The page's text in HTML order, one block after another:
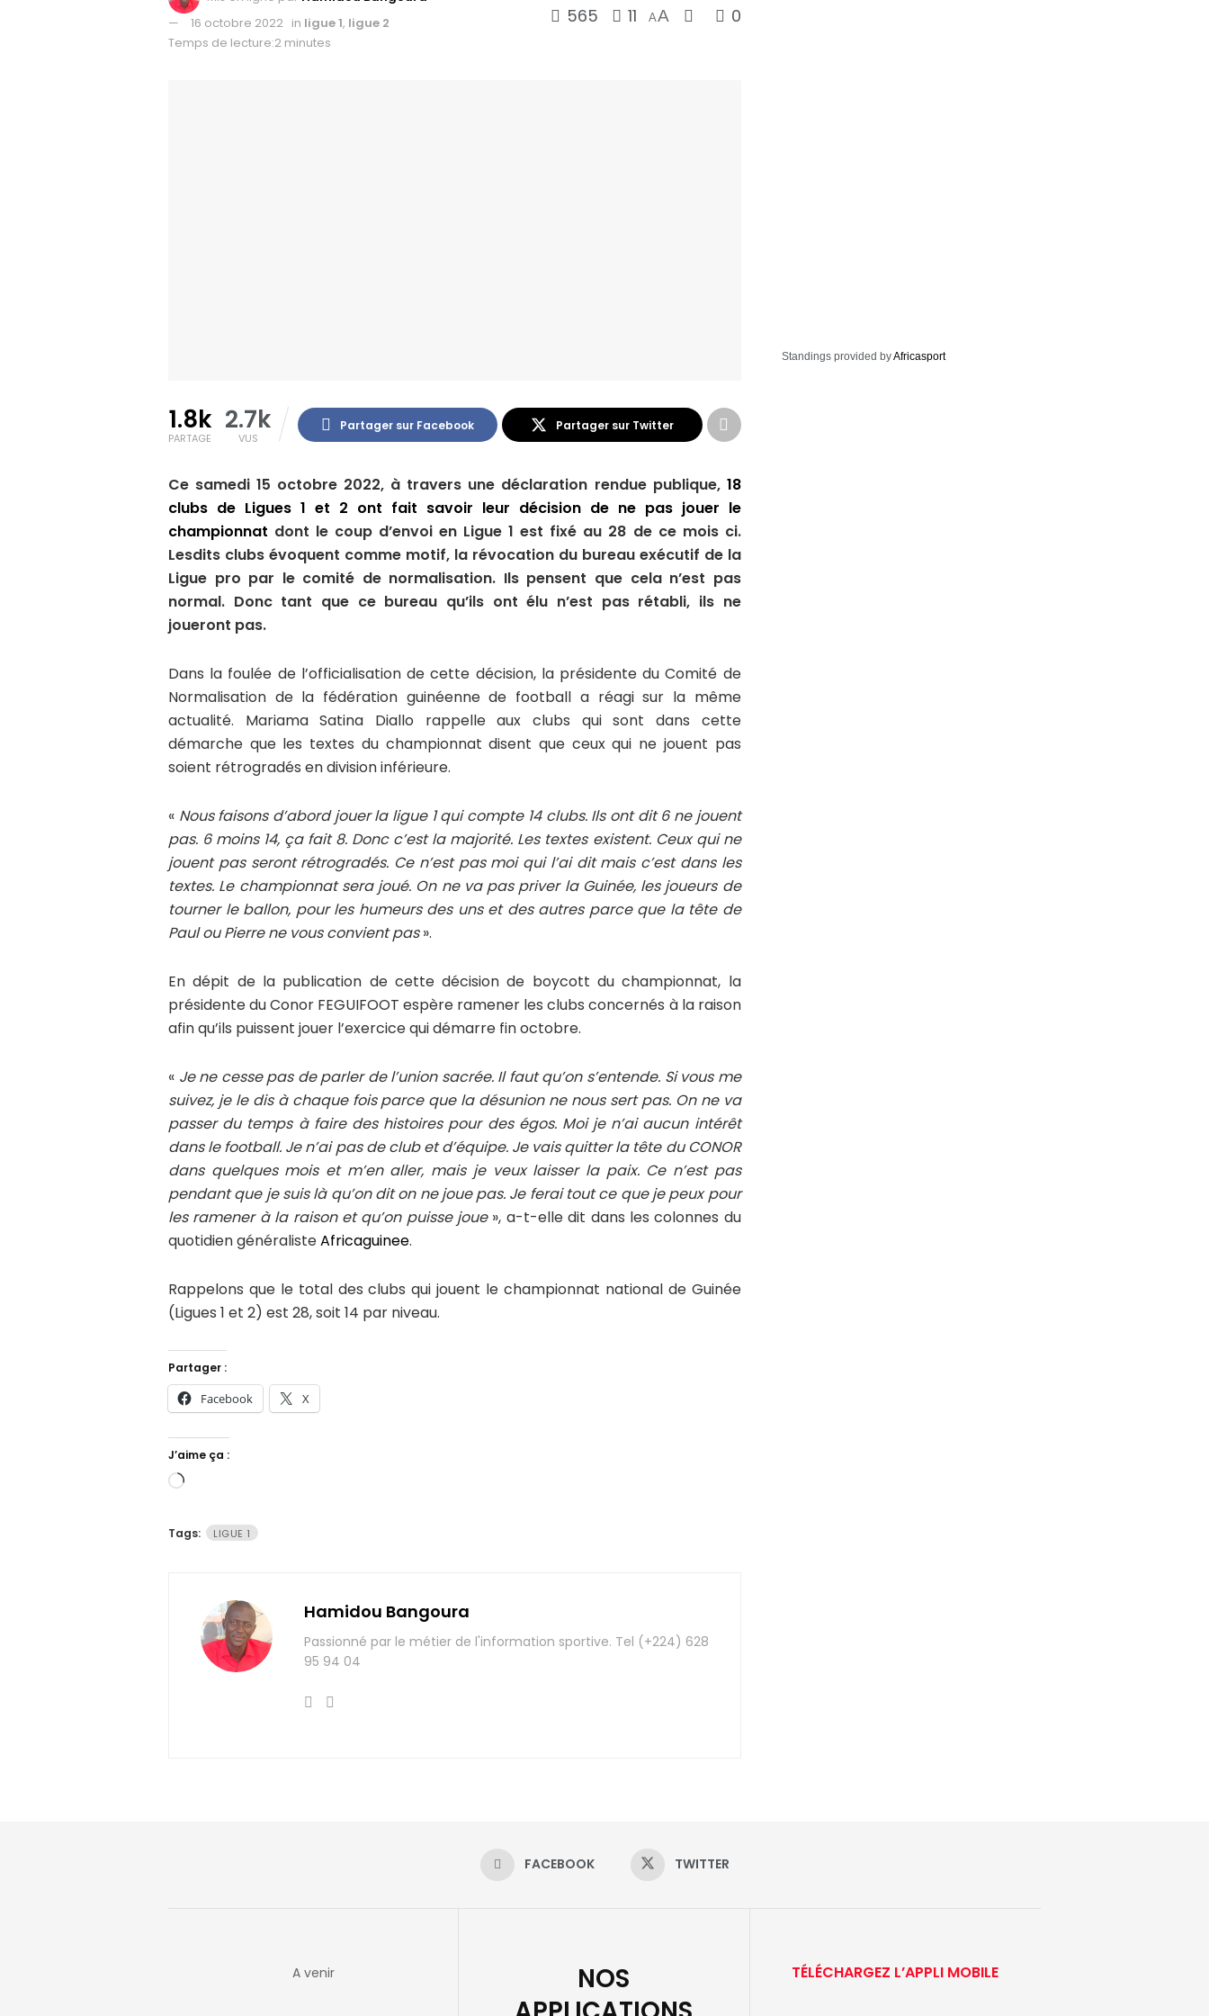
16 octobre 2022 in ligue 1, ligue 2
Temps de lecture:2 minutes
565 11 AA 0
1.8k
PARTAGE
2.7k
VUS
Partager sur Facebook Partager sur Twitter
Ce samedi 15 octobre 2022, à travers une déclaration rendue publique, 18
clubs de Ligues 1 et 2 ont fait savoir leur décision de ne pas jouer le
championnat dont le coup d’envoi en Ligue 1 est fixé au 28 de ce mois ci.
Lesdits clubs évoquent comme motif, la révocation du bureau exécutif de la
Ligue pro par le comité de normalisation. Ils pensent que cela n’est pas
normal. Donc tant que ce bureau qu’ils ont élu n’est pas rétabli, ils ne
joueront pas.
Dans la foulée de l’officialisation de cette décision, la présidente du Comité de
Normalisation de la fédération guinéenne de football a réagi sur la même
actualité. Mariama Satina Diallo rappelle aux clubs qui sont dans cette
démarche que les textes du championnat disent que ceux qui ne jouent pas
soient rétrogradés en division inférieure.
« Nous faisons d’abord jouer la ligue 1 qui compte 14 clubs. Ils ont dit 6 ne jouent
pas. 6 moins 14, ça fait 8. Donc c’est la majorité. Les textes existent. Ceux qui ne
jouent pas seront rétrogradés. Ce n’est pas moi qui l’ai dit mais c’est dans les
textes. Le championnat sera joué. On ne va pas priver la Guinée, les joueurs de
tourner le ballon, pour les humeurs des uns et des autres parce que la tête de
Paul ou Pierre ne vous convient pas».
En dépit de la publication de cette décision de boycott du championnat, la
présidente du Conor FEGUIFOOT espère ramener les clubs concernés à la raison
afin qu’ils puissent jouer l’exercice qui démarre fin octobre.
« Je ne cesse pas de parler de l’union sacrée. Il faut qu’on s’entende. Si vous me
suivez, je le dis à chaque fois parce que la désunion ne nous sert pas. On ne va
passer du temps à faire des histoires pour des égos. Moi je n’ai aucun intérêt
dans le football. Je n’ai pas de club et d’équipe. Je vais quitter la tête du CONOR
dans quelques mois et m’en aller, mais je veux laisser la paix. Ce n’est pas
pendant que je suis là qu’on dit on ne joue pas. Je ferai tout ce que je peux pour
les ramener à la raison et qu’on puisse joue», a-t-elle dit dans les colonnes du
quotidien généralisteAfricaguinee.
Rappelons que le total des clubs qui jouent le championnat national de Guinée
(Ligues 1 et 2) est 28, soit 14 par niveau.
Partager :
Facebook X
J’aime ça :
Chargement…
Tags: LIGUE 1
Hamidou Bangoura
Passionné par le métier de l'information sportive. Tel (+224) 628
95 94 04
Standings provided byAfricasport
FACEBOOK TWITTER
A venir
NOS
TÉLÉCHARGEZ L’APPLI MOBILE